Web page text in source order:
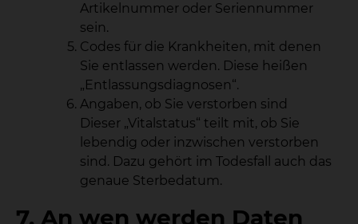
Artikelnummer oder Seriennummer
sein.
Codes für die Krankheiten, mit denen
Sie entlassen werden. Diese heißen
„Entlassungsdiagnosen“.
Angaben, ob Sie verstorben sind
Dieser „Vitalstatus“ teilt mit, ob Sie
lebendig oder inzwischen verstorben
sind. Dazu gehört im Todesfall auch das
genaue Sterbedatum.
7. An wen werden Daten